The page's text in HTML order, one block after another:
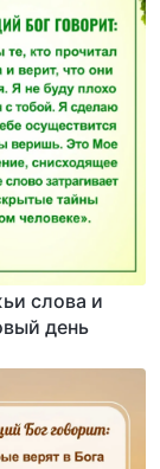
слова и
день